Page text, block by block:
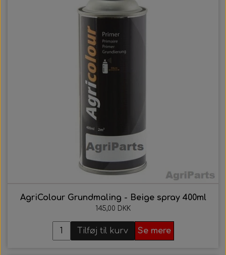
AgriColour Grundmaling - Beige spray 400ml
145,00 DKK
Tilføj til kurv Se mere